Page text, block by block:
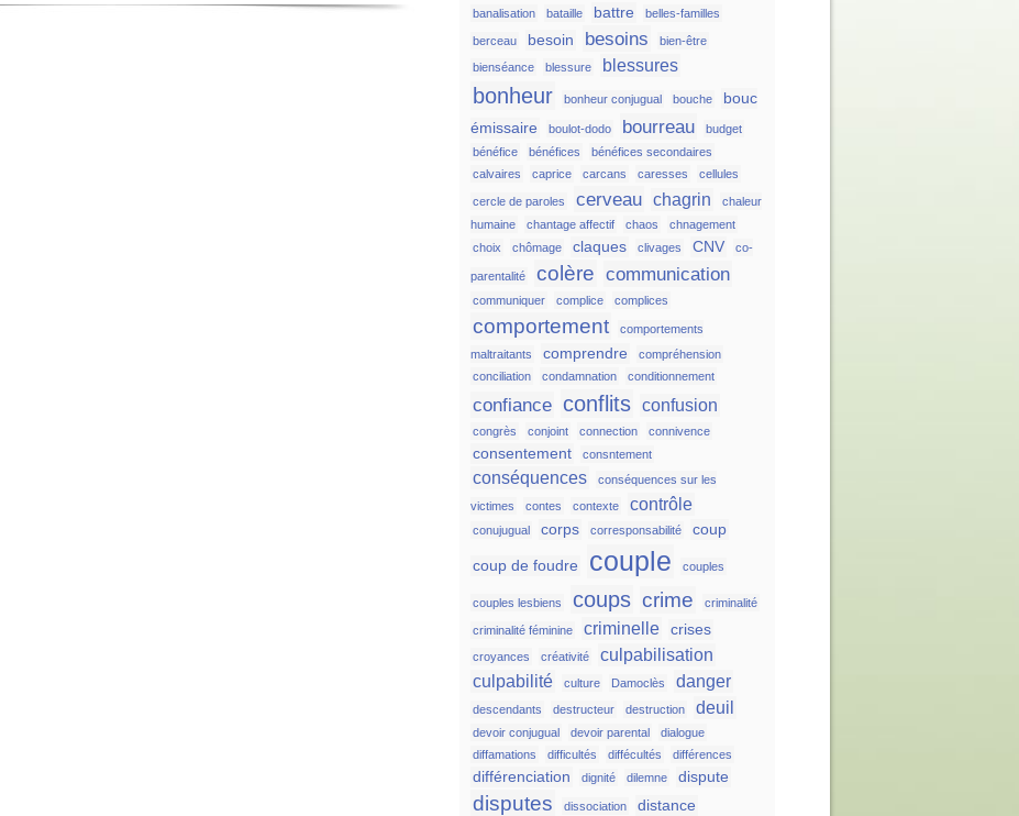
banalisation bataille battre belles-familles
berceau besoin besoins
bien-être
bienséance
blessure blessures
bonheur bonheur conjugual bouche
bouc
émissaire
boulot-dodo bourreau
budget
bénéfice
bénéfices
bénéfices secondaires
calvaires
caprice carcans caresses cellules
cercle de paroles cerveau chagrin
chaleur
humaine
chantage affectif chaos
chnagement
choix
chômage claques clivages CNV co-
parentalité colère communication
communiquer complice complices
comportement
comportements
maltraitants
comprendre
compréhension
conciliation
condamnation conditionnement
confiance conflits confusion
congrès conjoint connection connivence
consentement consntement
conséquences
conséquences sur les
victimes
contes contexte contrôle
conujugual corps corresponsabilité coup
coup de foudre couple couples
couples lesbiens coups crime criminalité
criminalité féminine criminelle crises
croyances créativité
culpabilisation
culpabilité
culture Damoclès danger
descendants destructeur destruction deuil
devoir conjugual devoir parental
dialogue
diffamations
difficultés diffécultés différences
différenciation dignité dilemne dispute
disputes dissociation distance